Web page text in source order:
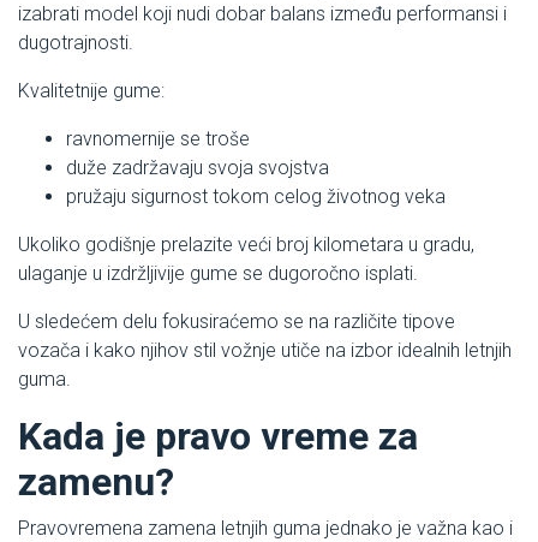
izabrati model koji nudi dobar balans između performansi i
dugotrajnosti.
Kvalitetnije gume:
ravnomernije se troše
duže zadržavaju svoja svojstva
pružaju sigurnost tokom celog životnog veka
Ukoliko godišnje prelazite veći broj kilometara u gradu,
ulaganje u izdržljivije gume se dugoročno isplati.
U sledećem delu fokusiraćemo se na različite tipove
vozača i kako njihov stil vožnje utiče na izbor idealnih letnjih
guma.
Kada je pravo vreme za
zamenu?
Pravovremena zamena letnjih guma jednako je važna kao i